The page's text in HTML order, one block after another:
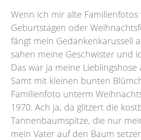
Wenn ich mir alte Familienfotos
Geburtstagen oder
fängt mein Gedankenkarussell
sahen meine Geschwister und
Das war ja meine Lieblingshose
Samt mit kleinen bunten
Familienfoto unterm
1970. Ach ja, da glitzert die
Tannenbaumspitze, die nur
mein Vater auf den Baum